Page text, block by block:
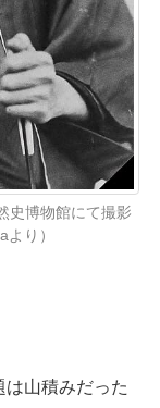
史博物館にて撮影
り）
山積みだった